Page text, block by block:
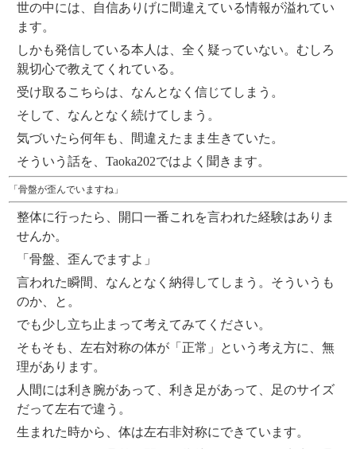
世の中には、自信ありげに間違えている情報が溢れてい
ます。
しかも発信している本人は、全く疑っていない。むしろ
親切心で教えてくれている。
受け取るこちらは、なんとなく信じてしまう。
そして、なんとなく続けてしまう。
気づいたら何年も、間違えたまま生きていた。
そういう話を、Taoka202ではよく聞きます。
「骨盤が歪んでいますね」
整体に行ったら、開口一番これを言われた経験はありま
せんか。
「骨盤、歪んでますよ」
言われた瞬間、なんとなく納得してしまう。そういうも
のか、と。
でも少し立ち止まって考えてみてください。
そもそも、左右対称の体が「正常」という考え方に、無
理があります。
人間には利き腕があって、利き足があって、足のサイズ
だって左右で違う。
生まれた時から、体は左右非対称にできています。